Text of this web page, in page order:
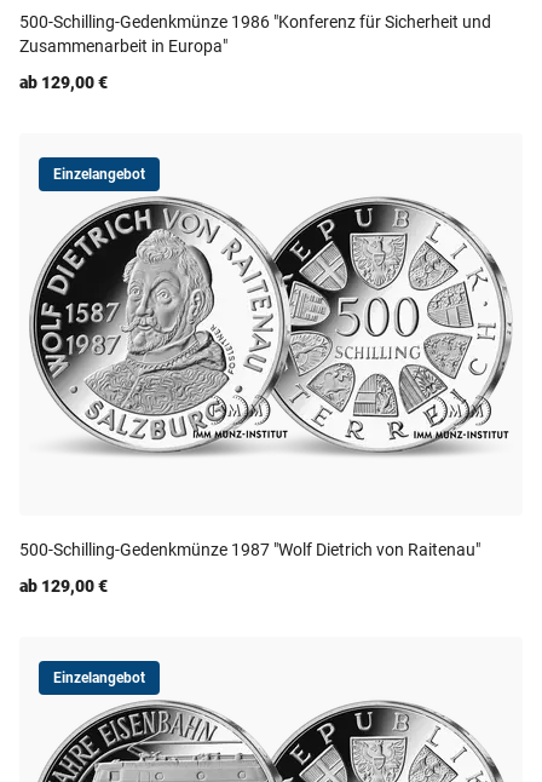
500-Schilling-Gedenkmünze 1986 "Konferenz für Sicherheit und
Zusammenarbeit in Europa"
ab 129,00 €
Einzelangebot
500-Schilling-Gedenkmünze 1987 "Wolf Dietrich von Raitenau"
ab 129,00 €
Einzelangebot